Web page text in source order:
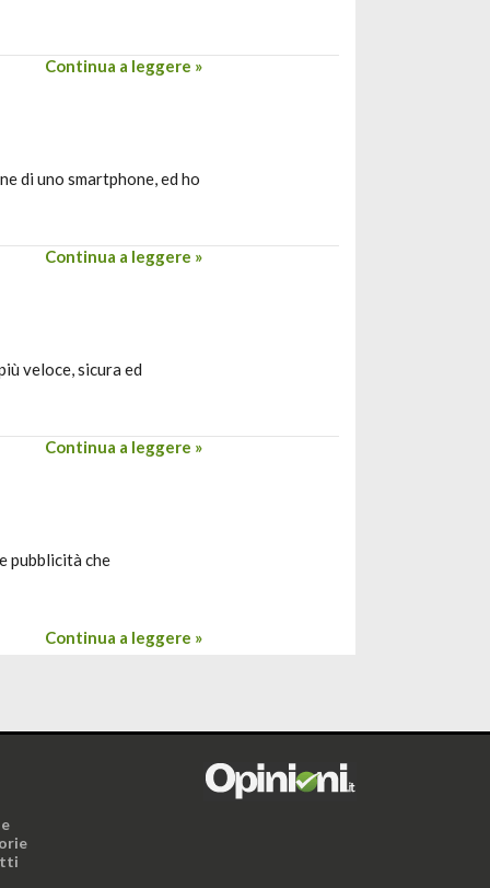
Continua a leggere »
di uno smartphone, ed ho
Continua a leggere »
veloce, sicura ed
Continua a leggere »
pubblicità che
Continua a leggere »